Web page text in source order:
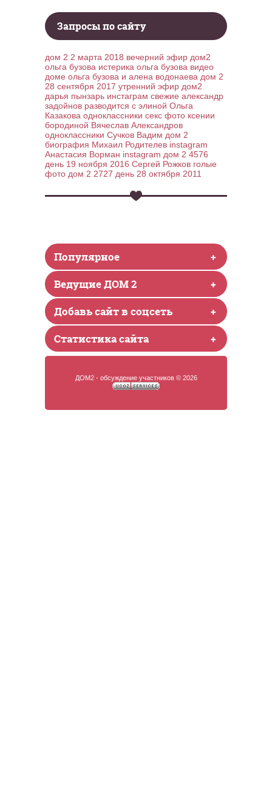
Запросы по сайту
дом 2 2 марта 2018 вечерний эфир дом2
ольга бузова истерика ольга бузова видео
доме ольга бузова и алена водонаева дом 2
28 сентября 2017 утренний эфир дом2
дарья пынзарь инстаграм свежие александр
задойнов разводится с элиной Ольга
Казакова одноклассники секс фото ксении
бородиной Вячеслав Александров
одноклассники Сучков Вадим дом 2
биография Михаил Родителев instagram
Анастасия Ворман instagram дом 2 4576
день 19 ноября 2016 Сергей Рожков голые
фото дом 2 2727 день 28 октября 2011
Популярное +
Ведущие ДОМ 2 +
Добавь сайт в соцсеть +
Статистика сайта +
ДОМ2 - обсуждение участников © 2026